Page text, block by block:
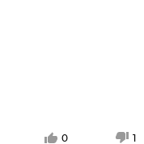
0 1